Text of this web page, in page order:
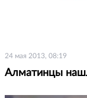
24 мая 2013, 08:19
Алматинцы